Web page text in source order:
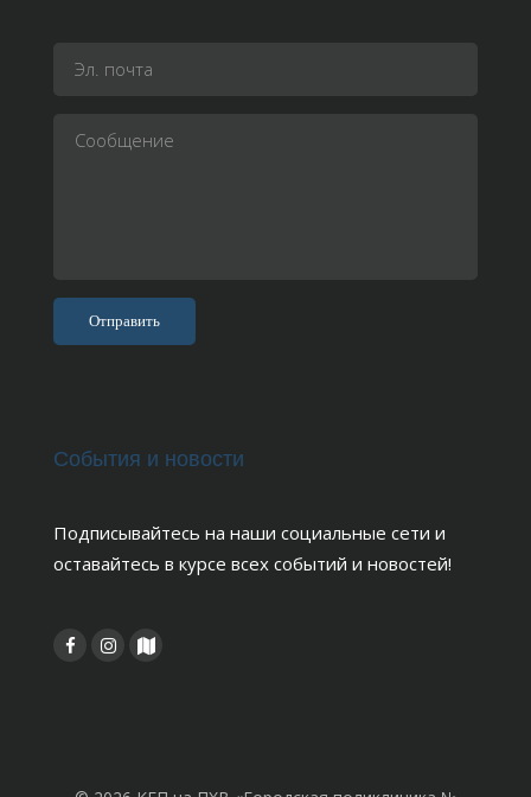
События и новости
Подписывайтесь на наши социальные сети и
оставайтесь в курсе всех событий и новостей!